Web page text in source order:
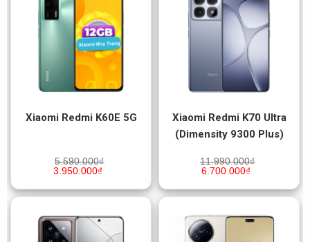
Xiaomi Redmi K60E 5G
5.590.000₫
3.950.000₫
Xiaomi Redmi K70 Ultra
(Dimensity 9300 Plus)
11.990.000₫
6.700.000₫